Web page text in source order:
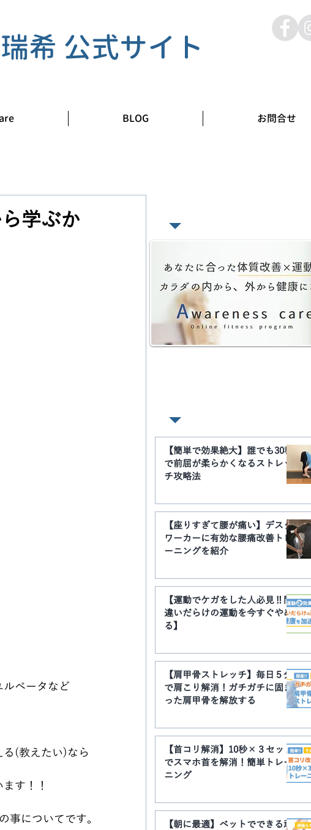
希 公式サイト
BLOG お問合せ
学ぶか
ベータなど
る(教えたい)なら
す！！
事についてです。
【簡単で効果絶大】誰でも30秒
で前屈が柔らかくなるストレッ
チ攻略法
【座りすぎて腰が痛い】デスク
ワーカーに有効な腰痛改善トレ
ーニングを紹介
【運動でケガをした人必見‼︎間
違いだらけの運動を今すぐやめ
る】
【肩甲骨ストレッチ】毎日５分
で肩こり解消！ガチガチに固ま
った肩甲骨を解放する
【首コリ解消】10秒×３セット
でスマホ首を解消！簡単トレー
ニング
【朝に最適】ベットでできる頑